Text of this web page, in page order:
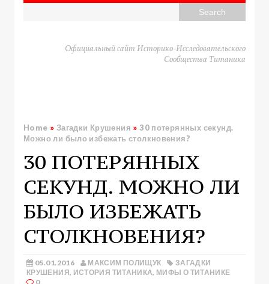
Официальный сайт Историко-Исследовательского
Сообщества Титаника
Home » Загадки Крушения » 30 потерянных секунд.
Можно ли было избежать столкновения?
30 ПОТЕРЯННЫХ
СЕКУНД. МОЖНО ЛИ
БЫЛО ИЗБЕЖАТЬ
СТОЛКНОВЕНИЯ?
05.01.2016 МАКСИМ ПОЛИЩУК
ЗАГАДКИ
КРУШЕНИЯ, ИСТОРИЯ ТИТАНИКА, МИФЫ О ТИТАНИКЕ
0